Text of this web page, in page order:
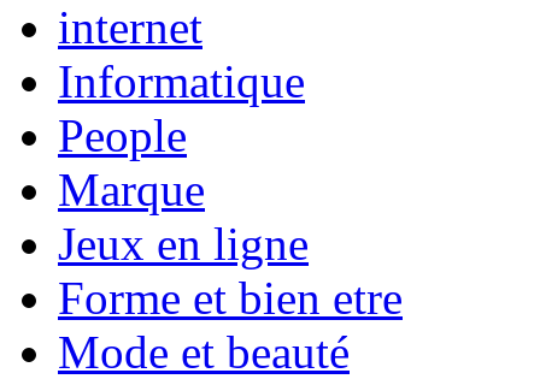
internet
Informatique
People
Marque
Jeux en ligne
Forme et bien etre
Mode et beauté